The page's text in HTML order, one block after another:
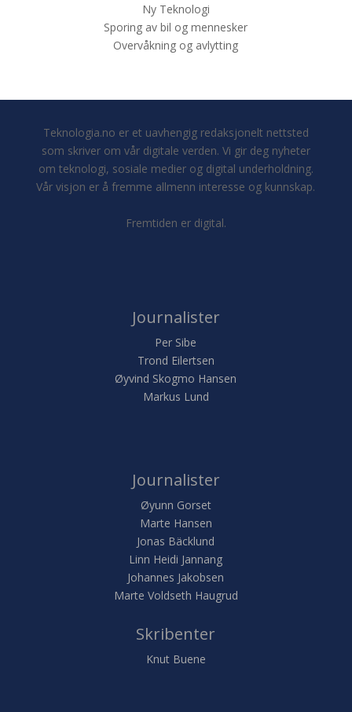
Ny Teknologi
Sporing av bil og mennesker
Overvåkning og avlytting
Teknologia.no er et uavhengig redaksjonelt nettsted
som skriver om vår digitale verden. Vi gir deg nyheter
om teknologi, sosiale medier og digital underholdning.
Vår visjon er å fremme allmenn interesse og kunnskap.
Fremtiden er digital.
Journalister
Per Sibe
Trond Eilertsen
Øyvind Skogmo Hansen
Markus Lund
Journalister
Øyunn Gorset
Marte Hansen
Jonas Bäcklund
Linn Heidi Jannang
Johannes Jakobsen
Marte Voldseth Haugrud
Skribenter
Knut Buene